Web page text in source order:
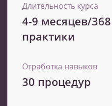
Длительность курса
4-9 месяцев/
практики
Отработка навыков
30 процедур